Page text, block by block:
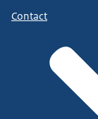
Contact